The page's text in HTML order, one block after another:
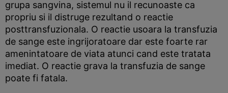
grupa sangvina, sistemul nu il recunoaste ca
propriu si il distruge rezultand o reactie
posttransfuzionala. O reactie usoara la transfuzia
de sange este ingrijoratoare dar este foarte rar
amenintatoare de viata atunci cand este tratata
imediat. O reactie grava la transfuzia de sange
poate fi fatala.